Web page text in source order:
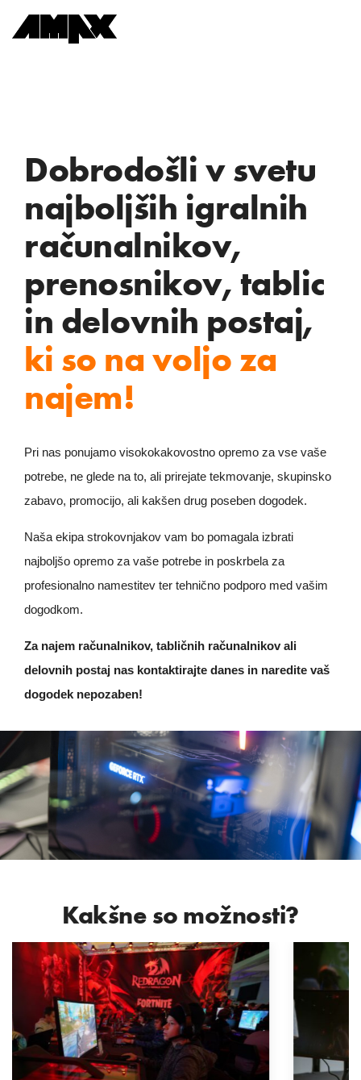
Dobrodošli v svetu
najboljših igralnih
računalnikov,
prenosnikov, tablic
in delovnih postaj,
ki so na voljo za
najem!
Pri nas ponujamo visokokakovostno opremo za vse vaše
potrebe, ne glede na to, ali prirejate tekmovanje, skupinsko
zabavo, promocijo, ali kakšen drug poseben dogodek.
Naša ekipa strokovnjakov vam bo pomagala izbrati
najboljšo opremo za vaše potrebe in poskrbela za
profesionalno namestitev ter tehnično podporo med vašim
dogodkom.
Za najem računalnikov, tabličnih računalnikov ali
delovnih postaj nas kontaktirajte danes in naredite vaš
dogodek nepozaben!
Kakšne so možnosti?